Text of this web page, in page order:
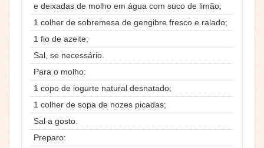
e deixadas de molho em água com suco de limão;
1 colher de sobremesa de gengibre fresco e ralado;
1 fio de azeite;
Sal, se necessário.
Para o molho:
1 copo de iogurte natural desnatado;
1 colher de sopa de nozes picadas;
Sal a gosto.
Preparo: